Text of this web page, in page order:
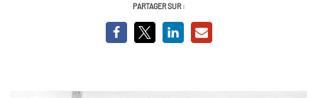
PARTAGER SUR :